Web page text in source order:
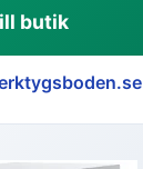
butik